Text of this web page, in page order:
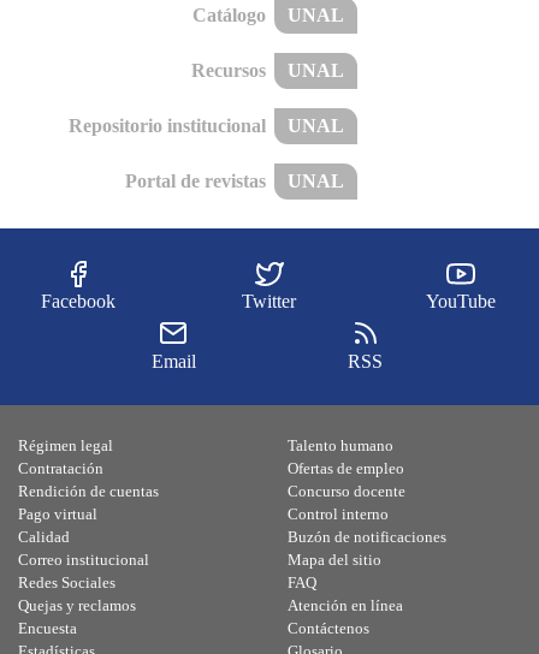
Catálogo UNAL
Recursos UNAL
Repositorio institucional UNAL
Portal de revistas UNAL
Facebook Twitter YouTube
Email RSS
Régimen legal
Contratación
Rendición de cuentas
Pago virtual
Calidad
Talento humano
Ofertas de empleo
Concurso docente
Control interno
Buzón de notificaciones
Correo institucional
Redes Sociales
Quejas y reclamos
Encuesta
Mapa del sitio
FAQ
Atención en línea
Contáctenos